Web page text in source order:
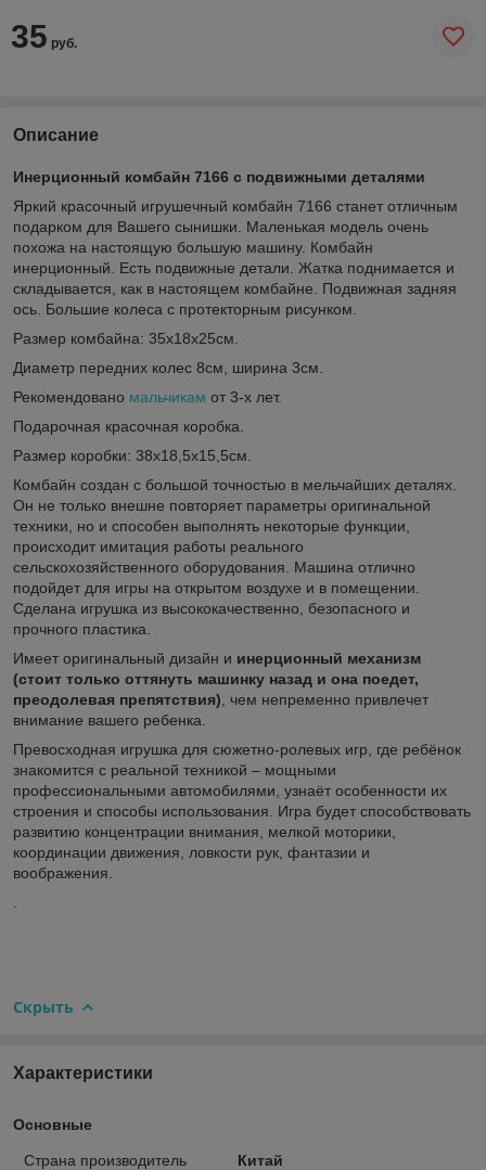
35 руб.
Описание
Инерционный комбайн 7166 с подвижными деталями
Яркий красочный игрушечный комбайн 7166 станет отличным
подарком для Вашего сынишки. Маленькая модель очень
похожа на настоящую большую машину. Комбайн
инерционный. Есть подвижные детали. Жатка поднимается и
складывается, как в настоящем комбайне. Подвижная задняя
ось. Большие колеса с протекторным рисунком.
Размер комбайна: 35х18х25см.
Диаметр передних колес 8см, ширина 3см.
Рекомендовано мальчикам от 3-х лет.
Подарочная красочная коробка.
Размер коробки: 38х18,5х15,5см.
Комбайн создан с большой точностью в мельчайших деталях.
Он не только внешне повторяет параметры оригинальной
техники, но и способен выполнять некоторые функции,
происходит имитация работы реального
сельскохозяйственного оборудования. Машина отлично
подойдет для игры на открытом воздухе и в помещении.
Сделана игрушка из высококачественно, безопасного и
прочного пластика.
Имеет оригинальный дизайн и инерционный механизм
(стоит только оттянуть машинку назад и она поедет,
преодолевая препятствия) , чем непременно привлечет
внимание вашего ребенка.
Превосходная игрушка для сюжетно-ролевых игр, где ребёнок
знакомится с реальной техникой – мощными
профессиональными автомобилями, узнаёт особенности их
строения и способы использования. Игра будет способствовать
развитию концентрации внимания, мелкой моторики,
координации движения, ловкости рук, фантазии и
воображения.
Скрыть
Характеристики
Основные
Страна производитель
Китай